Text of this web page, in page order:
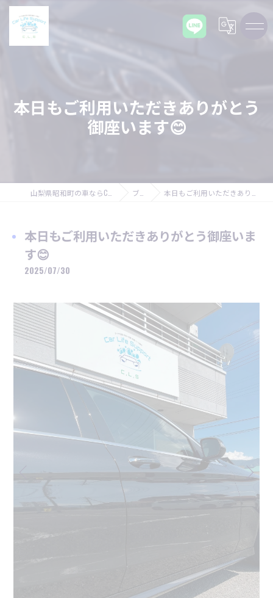
本日もご利用いただきありがとう
御座います😊
ブログ 本日もご利用いただきありがとう御座います😊
本日もご利用いただきありがとう御座いま
す😊
2025/07/30